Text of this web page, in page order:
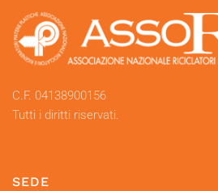
C.F. 04138900156
Tutti i diritti riservati.
SEDE